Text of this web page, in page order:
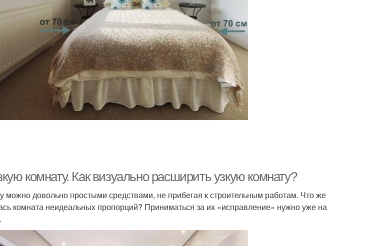
комнату. Как визуально расширить узкую комнату?
можно довольно простыми средствами, не прибегая к строительным работам. Что же
комната неидеальных пропорций? Приниматься за их «исправление» нужно уже на